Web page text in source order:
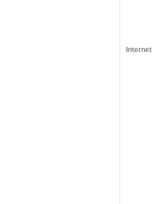
Internet